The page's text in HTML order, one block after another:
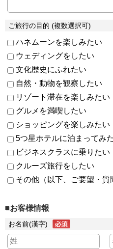
ご旅行の目的 (複数選択可)
ハネムーンを楽しみたい
ウェディングをしたい
文化歴史にふれたい
自然・動物を観察したい
リゾート滞在を楽しみたい
グルメを満喫したい
ショッピングを楽しみたい
5つ星ホテルに泊まってみ
ビジネスクラスに乗りたい
クルーズ旅行をしたい
その他（以下、ご要望・質
■お客様情報
お名前(漢字)